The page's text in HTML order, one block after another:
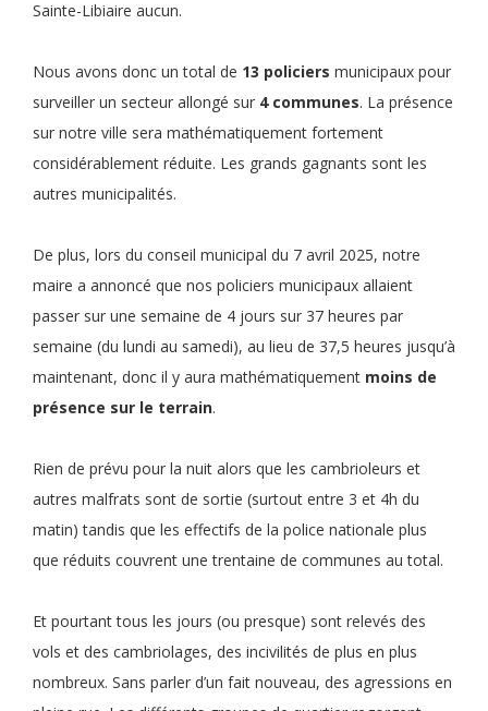
Sainte-Libiaire aucun.
Nous avons donc un total de 13 policiers municipaux pour
surveiller un secteur allongé sur 4 communes. La présence
sur notre ville sera mathématiquement fortement
considérablement réduite. Les grands gagnants sont les
autres municipalités.
De plus, lors du conseil municipal du 7 avril 2025, notre
maire a annoncé que nos policiers municipaux allaient
passer sur une semaine de 4 jours sur 37 heures par
semaine (du lundi au samedi), au lieu de 37,5 heures jusqu’à
maintenant, donc il y aura mathématiquement moins de
présence sur le terrain.
Rien de prévu pour la nuit alors que les cambrioleurs et
autres malfrats sont de sortie (surtout entre 3 et 4h du
matin) tandis que les effectifs de la police nationale plus
que réduits couvrent une trentaine de communes au total.
Et pourtant tous les jours (ou presque) sont relevés des
vols et des cambriolages, des incivilités de plus en plus
nombreux. Sans parler d’un fait nouveau, des agressions en